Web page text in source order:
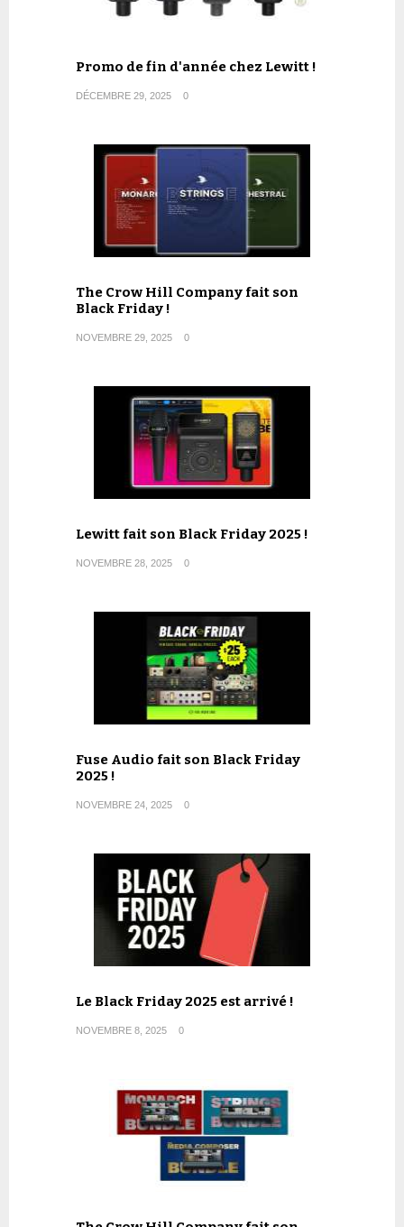
Promo de fin d'année chez Lewitt !
DÉCEMBRE 29, 2025 0
The Crow Hill Company fait son
Black Friday !
NOVEMBRE 29, 2025 0
Lewitt fait son Black Friday 2025 !
NOVEMBRE 28, 2025 0
Fuse Audio fait son Black Friday
2025 !
NOVEMBRE 24, 2025 0
Le Black Friday 2025 est arrivé !
NOVEMBRE 8, 2025 0